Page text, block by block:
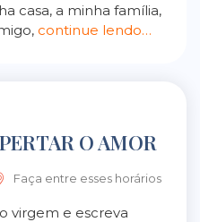
casa, a minha família,
continue lendo…
O AMOR
Faça entre esses horários
virgem e escreva